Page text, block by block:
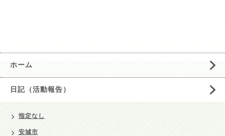
ホーム
日記（活動報告）
指定なし
安城市